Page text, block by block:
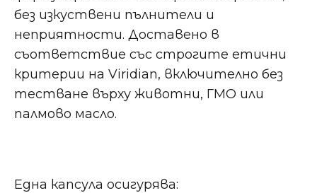
без изкуствени пълнители и
неприятности. Доставено в
съответствие със строгите етични
критерии на Viridian, включително без
тестване върху животни, ГМО или
палмово масло.
Една капсула осигурява: